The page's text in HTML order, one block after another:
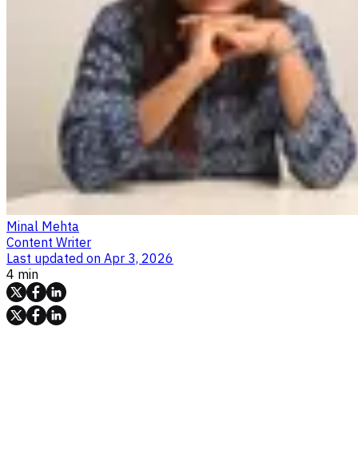
Minal Mehta
Content Writer
Last updated on Apr 3, 2026
4 min